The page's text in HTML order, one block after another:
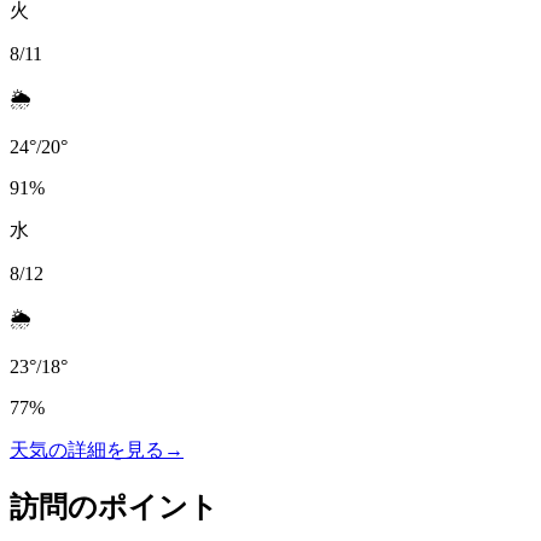
火
8/11
🌦️
24°/20°
91%
水
8/12
🌦️
23°/18°
77%
天気の詳細を見る →
訪問のポイント